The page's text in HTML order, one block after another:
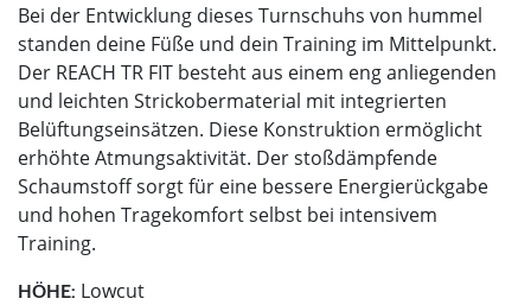
Bei der Entwicklung dieses Turnschuhs von hummel
standen deine Füße und dein Training im Mittelpunkt.
Der REACH TR FIT besteht aus einem eng anliegenden
und leichten Strickobermaterial mit integrierten
Belüftungseinsätzen. Diese Konstruktion ermöglicht
erhöhte Atmungsaktivität. Der stoßdämpfende
Schaumstoff sorgt für eine bessere Energierückgabe
und hohen Tragekomfort selbst bei intensivem
Training.
HÖHE: Lowcut